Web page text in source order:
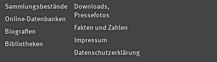
Sammlungsbestände
Online-Datenbanken
Biografien
Bibliotheken
Downloads,
Pressefotos
Fakten und Zahlen
Impressum
Datenschutzerklärung